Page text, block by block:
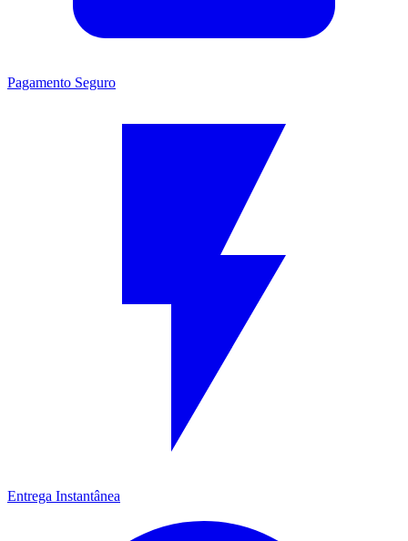
Pagamento Seguro
Entrega Instantânea